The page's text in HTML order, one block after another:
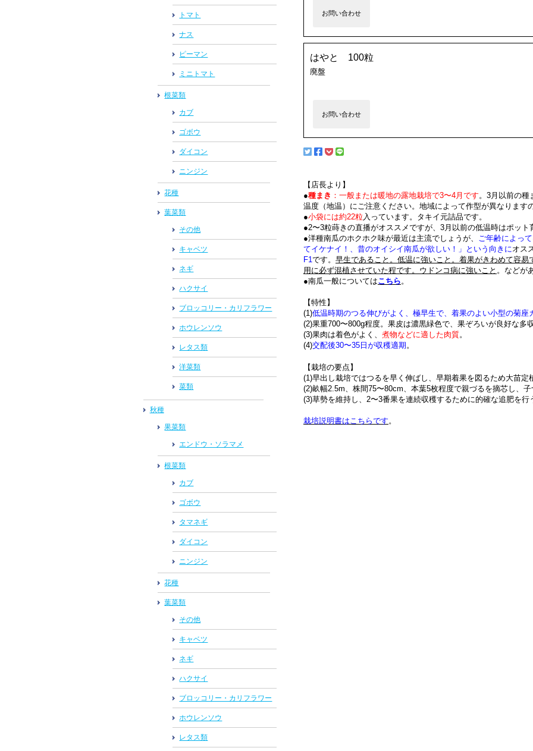
お問い合わせ
はやと 100粒
廃盤
お問い合わせ
【店長より】
●種まき ：一般または暖地の露地栽培で3〜4月です 。3月以前の種
温度（地温）にご注意ください。地域によって作型が異なります
●小袋には約22粒 入っています。タキイ元詰品です。
●2〜3粒蒔きの直播がオススメですが、3月以前の低温時はポッ
●洋種南瓜のホクホク味が最近は主流でしょうが、
ご年齢によっ
てイケナイ！、昔のオイシイ南瓜が欲しい！」という向きにオス
F1です。 早生であること。低温に強いこと。着果がきわめて容
用に必ず混植させていた程です。ウドンコ病に強いこと 。などが
●南瓜一般についてはこちら 。
【特性】
(1)低温時期のつる伸びがよく、極早生で、着果のよい小型の菊座
(2)果重700〜800g程度。果皮は濃黒緑色で、果ぞろいが良好な多
(3)果肉は着色がよく、 煮物などに適した肉質。
(4)交配後30〜35日が収穫適期。
【栽培の要点】
(1)早出し栽培ではつるを早く伸ばし、早期着果を図るため大苗定
(2)畝幅2.5m、株間75〜80cm、本葉5枚程度で親づるを摘芯し、
(3)草勢を維持し、2〜3番果を連続収穫するために的確な追肥を行
栽培説明書はこちらです。
トマト
ナス
ピーマン
ミニトマト
根菜類
カブ
ゴボウ
ダイコン
ニンジン
花種
葉菜類
その他
キャベツ
ネギ
ハクサイ
ブロッコリー・カリフラワー
ホウレンソウ
レタス類
洋菜類
菜類
秋種
果菜類
エンドウ・ソラマメ
根菜類
カブ
ゴボウ
タマネギ
ダイコン
ニンジン
花種
葉菜類
その他
キャベツ
ネギ
ハクサイ
ブロッコリー・カリフラワー
ホウレンソウ
レタス類